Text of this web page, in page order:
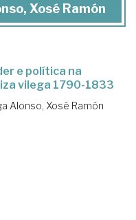
Xosé Ramón
e política na
vilega 1790-1833
Alonso, Xosé Ramón